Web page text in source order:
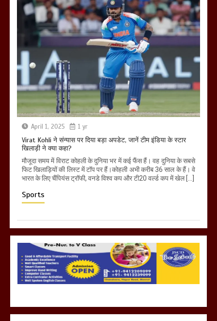
April 1, 2025 1 yr
Virat Kohli ने संन्यास पर दिया बड़ा अपडेट, जानें टीम इंडिया के स्टार
खिलाड़ी ने क्या कहा?
मौजूदा समय में विराट कोहली के दुनिया भर में कई फैंस हैं। वह दुनिया के सबसे
फिट खिलाड़ियों की लिस्ट में टॉप पर हैं।कोहली अभी करीब 36 साल के हैं। वे
भारत के लिए चैंपियंस ट्रॉफी, वनडे विश्व कप और टी20 वर्ल्ड कप में खेल […]
Sports